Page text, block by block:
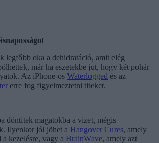
legfőbb oka a dehidratáció, amit elég
már ha eszetekbe jut, hogy két pohár
Az iPhone-os Waterlogged és az
erre fog figyelmeztetni titeket.
döntitek magatokba a vizet, mégis
Ilyenkor jól jöhet a Hangover Cures, amely
kezelésre, vagy a BrainWave, amely azt